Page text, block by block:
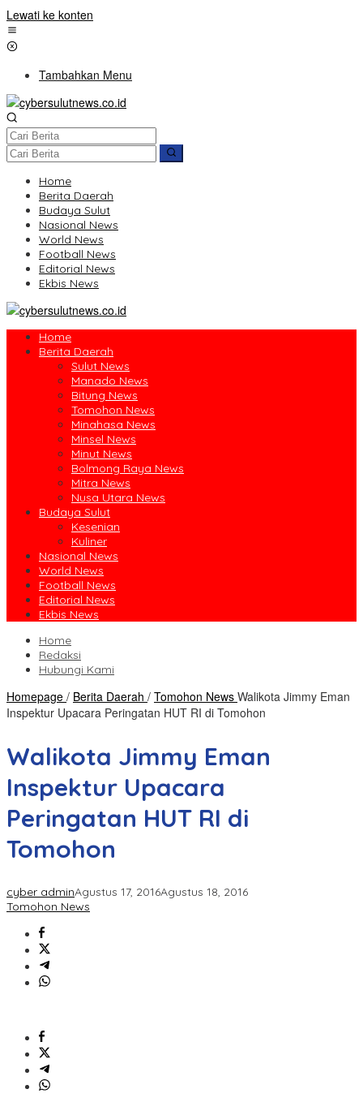
Lewati ke konten
Tambahkan Menu
Home
Berita Daerah
Budaya Sulut
Nasional News
World News
Football News
Editorial News
Ekbis News
Home
Berita Daerah
Sulut News
Manado News
Bitung News
Tomohon News
Minahasa News
Minsel News
Minut News
Bolmong Raya News
Mitra News
Nusa Utara News
Budaya Sulut
Kesenian
Kuliner
Nasional News
World News
Football News
Editorial News
Ekbis News
Home
Redaksi
Hubungi Kami
Homepage / Berita Daerah / Tomohon News Walikota Jimmy Eman
Inspektur Upacara Peringatan HUT RI di Tomohon
Walikota Jimmy Eman
Inspektur Upacara
Peringatan HUT RI di
Tomohon
cyber adminAgustus 17, 2016Agustus 18, 2016
Tomohon News